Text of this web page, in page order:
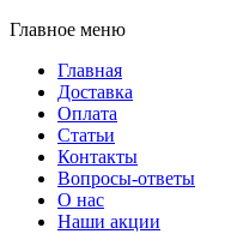
Главное меню
Главная
Доставка
Оплата
Статьи
Контакты
Вопросы-ответы
О нас
Наши акции